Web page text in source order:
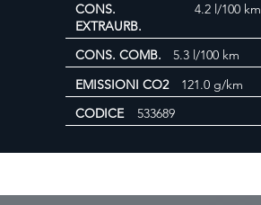
CONS.
EXTRAURB.
4.2 l/100 km
CONS. COMB.
5.3 l/100 km
EMISSIONI CO2
121.0 g/km
CODICE
533689